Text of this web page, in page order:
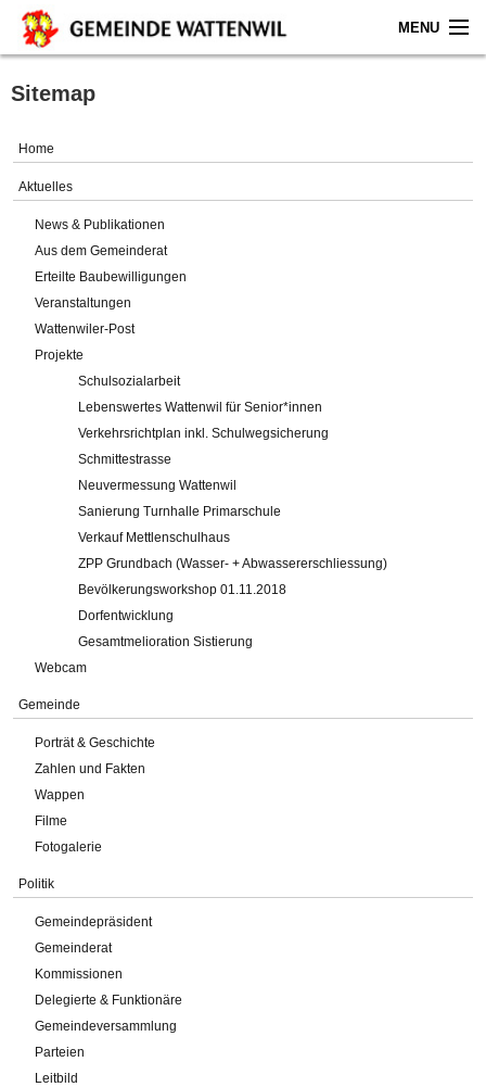
MENU
Home
Gemeinde
Verwaltung
Online-Service
Impressum
Sitemap
Home
Aktuelles
News & Publikationen
Aus dem Gemeinderat
Erteilte Baubewilligungen
Veranstaltungen
Wattenwiler-Post
Projekte
Schulsozialarbeit
Lebenswertes Wattenwil für Senior*innen
Verkehrsrichtplan inkl. Schulwegsicherung
Schmittestrasse
Neuvermessung Wattenwil
Sanierung Turnhalle Primarschule
Verkauf Mettlenschulhaus
ZPP Grundbach (Wasser- + Abwassererschliessung)
Bevölkerungsworkshop 01.11.2018
Dorfentwicklung
Gesamtmelioration Sistierung
Webcam
Gemeinde
Porträt & Geschichte
Zahlen und Fakten
Wappen
Filme
Fotogalerie
Politik
Gemeindepräsident
Gemeinderat
Kommissionen
Delegierte & Funktionäre
Gemeindeversammlung
Parteien
Leitbild